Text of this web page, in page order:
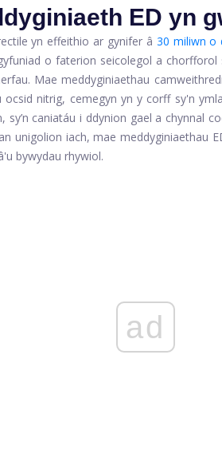
ED yn
yn effeithio ar gynifer â 30 miliwn o
o faterion seicolegol a
Mae meddyginiaethau
nitrig, cemegyn yn y corff sy'n
sy’n caniatáu i ddynion gael a chynnal
unigolion iach, mae meddyginiaethau
bywydau rhywiol.
ad